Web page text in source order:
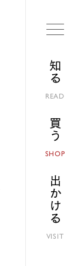
知る
READ
買う
SHOP
出かける
VISIT